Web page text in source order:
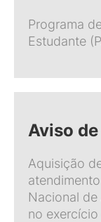
Programa
Estudante
Aviso
Aquisição
Nacional
no